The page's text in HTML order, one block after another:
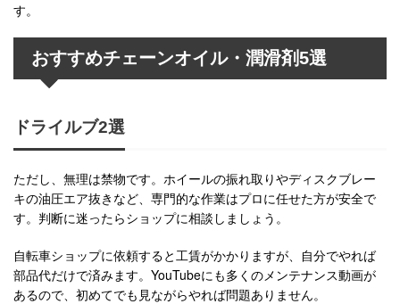
す。
おすすめチェーンオイル・潤滑剤5選
ドライルブ2選
ただし、無理は禁物です。ホイールの振れ取りやディスクブレー
キの油圧エア抜きなど、専門的な作業はプロに任せた方が安全で
す。判断に迷ったらショップに相談しましょう。
自転車ショップに依頼すると工賃がかかりますが、自分でやれば
部品代だけで済みます。YouTubeにも多くのメンテナンス動画が
あるので、初めてでも見ながらやれば問題ありません。